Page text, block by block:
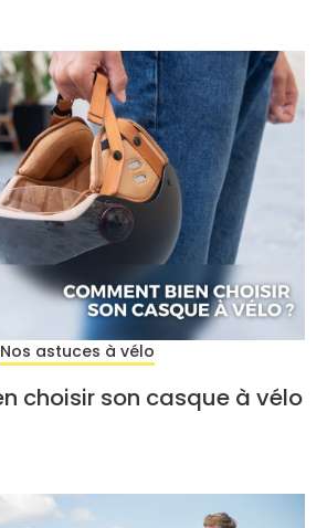
Nos astuces à vélo